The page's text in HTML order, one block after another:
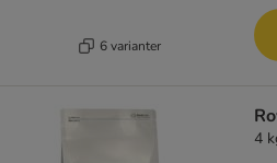
6 varianter
4